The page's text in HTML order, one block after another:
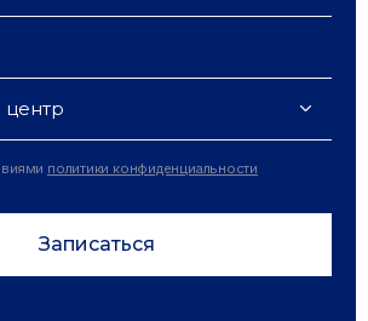
центр
политики конфиденциальности
Записаться